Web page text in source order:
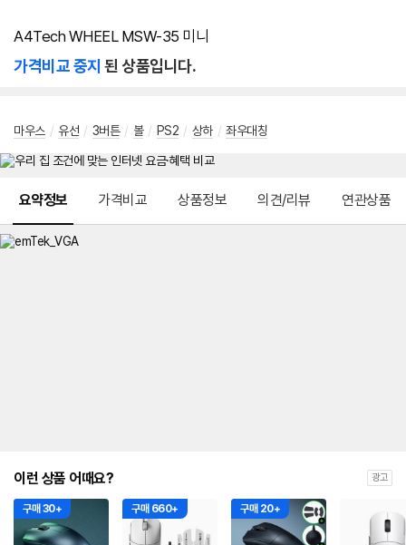
A4Tech WHEEL MSW-35 미니
가격비교 중지 된 상품입니다.
마우스 / 유선 / 3버튼 / 볼 / PS2 / 상하 / 좌우대칭
요약정보 가격비교 상품정보 의견/리뷰 연관상품
이런 상품 어때요? 광고
구매 30+ 구매 660+ 구매 20+